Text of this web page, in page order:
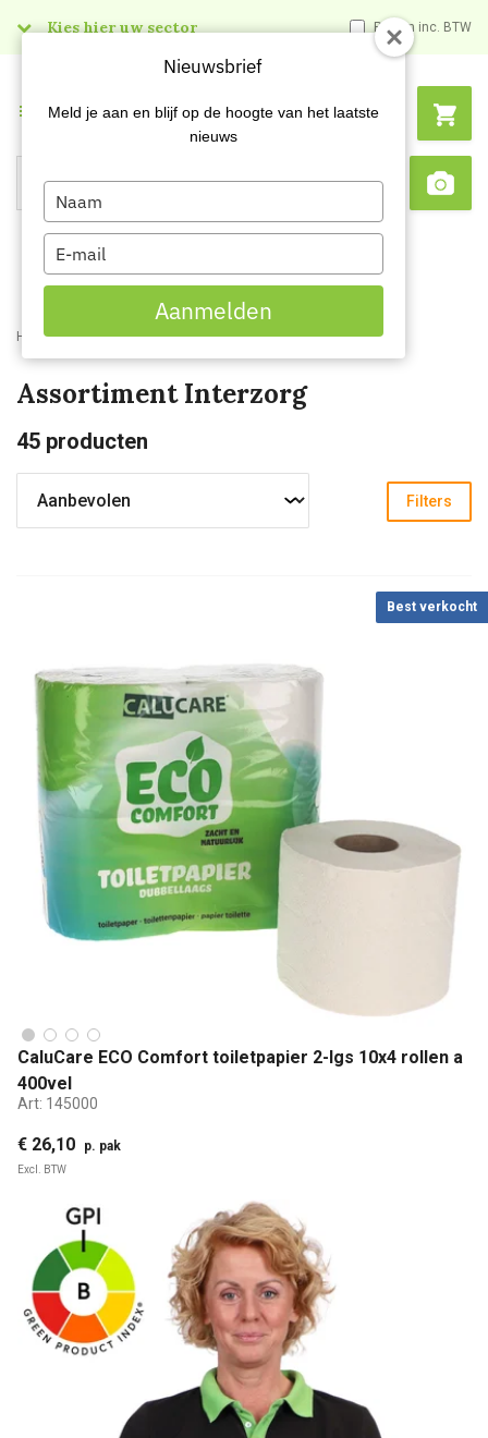
Kies hier uw sector Prijzen inc. BTW
Search
Menu
Home Webshop Assortiment Interzorg
Assortiment Interzorg
45 producten
Filters
Best verkocht
CaluCare ECO Comfort toiletpapier 2-lgs 10x4 rollen a
400vel
Art: 145000
€ 26,10 p. pak
Excl. BTW
Nieuwsbrief
Meld je aan en blijf op de hoogte van het laatste
nieuws
Type
your
name
Type
your
email
Aanmelden